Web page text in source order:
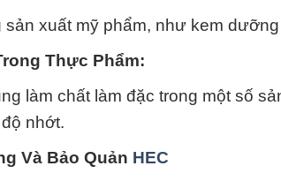
xuất mỹ phẩm, như kem
Thực Phẩm:
làm chất làm đặc trong một số
nhớt.
Và Bảo Quản HEC